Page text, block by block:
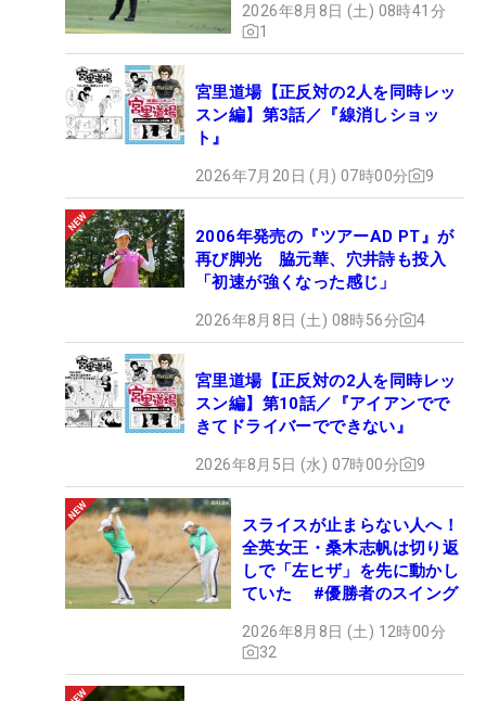
2026年8月8日 (土) 08時41分
1
宮里道場【正反対の2人を同時レッ
スン編】第3話／『線消しショッ
ト』
2026年7月20日 (月) 07時00分 9
2006年発売の『ツアーAD PT』が
再び脚光 脇元華、穴井詩も投入
「初速が強くなった感じ」
2026年8月8日 (土) 08時56分 4
宮里道場【正反対の2人を同時レッ
スン編】第10話／『アイアンでで
きてドライバーでできない』
2026年8月5日 (水) 07時00分 9
スライスが止まらない人へ！
全英女王・桑木志帆は切り返
しで「左ヒザ」を先に動かし
ていた #優勝者のスイング
2026年8月8日 (土) 12時00分
32